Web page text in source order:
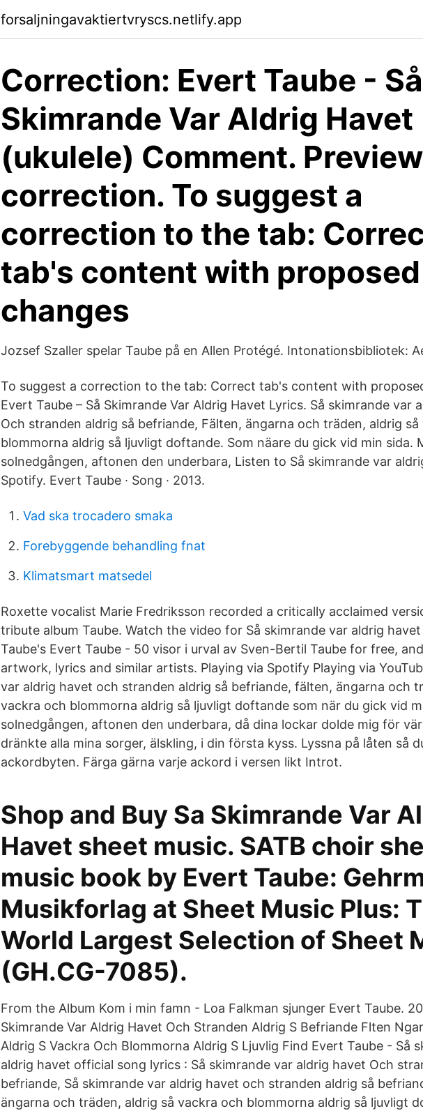
forsaljningavaktiertvryscs.netlify.app
Correction: Evert Taube - Så
Skimrande Var Aldrig Havet
(ukulele) Comment.
correction. To suggest a
correction to the tab:
tab's content with proposed
changes
Jozsef Szaller spelar Taube på en Allen Protégé. Intonationsbibliotek:
To suggest a correction to the tab: Correct tab's content with
Evert Taube – Så Skimrande Var Aldrig Havet Lyrics. Så skimrande var
Och stranden aldrig så befriande, Fälten, ängarna och träden, aldrig så
blommorna aldrig så ljuvligt doftande. Som näare du gick vid min sida.
solnedgången, aftonen den underbara, Listen to Så skimrande var
Spotify. Evert Taube · Song · 2013.
Vad ska trocadero smaka
Forebyggende behandling fnat
Klimatsmart matsedel
Roxette vocalist Marie Fredriksson recorded a critically acclaimed
tribute album Taube. Watch the video for Så skimrande var aldrig
Taube's Evert Taube - 50 visor i urval av Sven-Bertil Taube for free,
artwork, lyrics and similar artists. Playing via Spotify Playing via
var aldrig havet och stranden aldrig så befriande, fälten, ängarna och
vackra och blommorna aldrig så ljuvligt doftande som när du gick vid
solnedgången, aftonen den underbara, då dina lockar dolde mig för
dränkte alla mina sorger, älskling, i din första kyss. Lyssna på låten så
ackordbyten. Färga gärna varje ackord i versen likt Introt.
Shop and Buy Sa Skimrande Var
Havet sheet music. SATB choir
music book by Evert Taube:
Musikforlag at Sheet Music Plus:
World Largest Selection of Sheet
(GH.CG-7085).
From the Album Kom i min famn - Loa Falkman sjunger Evert Taube.
Skimrande Var Aldrig Havet Och Stranden Aldrig S Befriande Flten
Aldrig S Vackra Och Blommorna Aldrig S Ljuvlig Find Evert Taube - Så
aldrig havet official song lyrics : Så skimrande var aldrig havet Och
befriande, Så skimrande var aldrig havet och stranden aldrig så
ängarna och träden, aldrig så vackra och blommorna aldrig så ljuvligt